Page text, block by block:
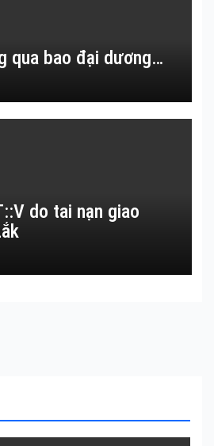
qua bao đại dương…
do tai nạn giao